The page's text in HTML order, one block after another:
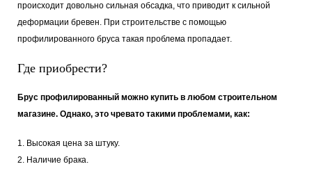
происходит довольно сильная обсадка, что приводит к сильной
деформации бревен. При строительстве с помощью
профилированного бруса такая проблема пропадает.
Где приобрести?
Брус профилированный можно купить в любом строительном
магазине. Однако, это чревато такими проблемами, как:
1. Высокая цена за штуку.
2. Наличие брака.